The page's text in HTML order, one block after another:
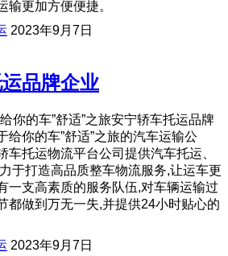
输更加方便便捷。
2023年9月7日
品牌企业
你的车”舒适”之旅安宁轿车托运品牌
给你的车”舒适”之旅的汽车运输公
车托运物流平台公司提供汽车托运、
于打造高品质整车物流服务,让运车更
一支高素质的服务队伍,对车辆运输过
都做到万无一失,并提供24小时贴心的
2023年9月7日